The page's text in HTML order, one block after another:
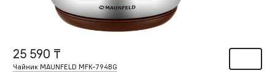
25 590 ₸
Чайник MAUNFELD MFK-794BG